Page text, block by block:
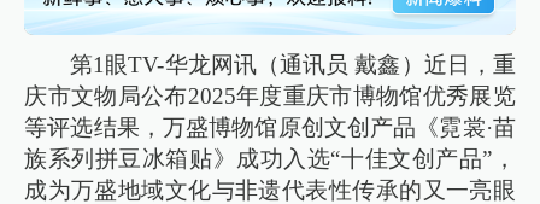
第1眼TV-华龙网讯（通讯员 戴鑫）近日，重
庆市文物局公布2025年度重庆市博物馆优秀展览
等评选结果，万盛博物馆原创文创产品《霓裳·苗
族系列拼豆冰箱贴》成功入选“十佳文创产品”，
成为万盛地域文化与非遗代表性传承的又一亮眼